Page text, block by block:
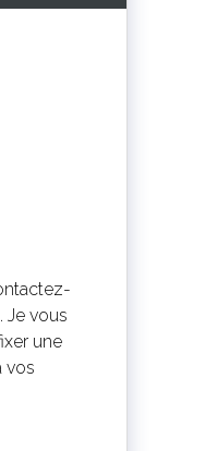
Je vous
une
vos